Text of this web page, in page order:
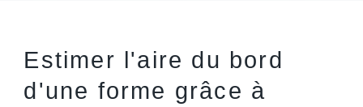
Estimer l'aire du bord
d'une forme grâce à